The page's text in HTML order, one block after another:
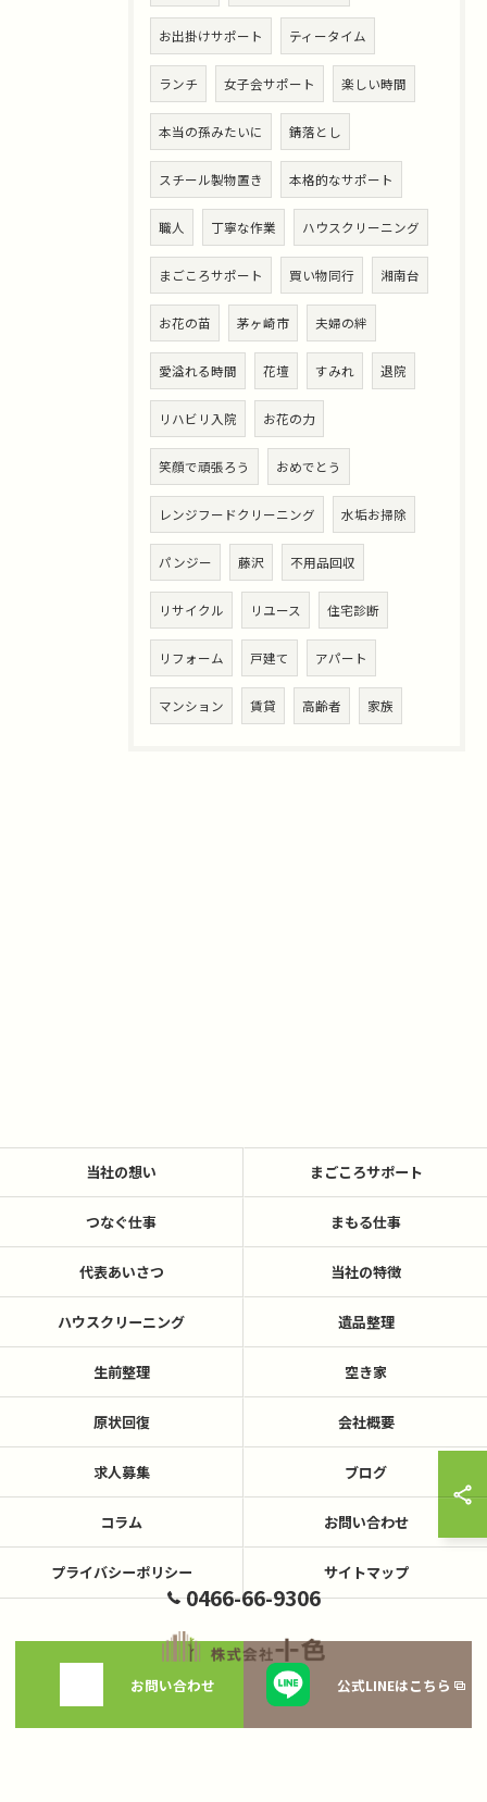
お出掛けサポート ティータイム
ランチ 女子会サポート 楽しい時間
本当の孫みたいに 錆落とし
スチール製物置き 本格的なサポート
職人 丁寧な作業 ハウスクリーニング
まごころサポート 買い物同行 湘南台
お花の苗 茅ヶ崎市 夫婦の絆
愛溢れる時間 花壇 すみれ 退院
リハビリ入院 お花の力
笑顔で頑張ろう おめでとう
レンジフードクリーニング 水垢お掃除
パンジー 藤沢 不用品回収
リサイクル リユース 住宅診断
リフォーム 戸建て アパート
マンション 賃貸 高齢者 家族
0466-66-9306
お問い合わせ 公式LINEはこちら
当社の想い まごころサポート
つなぐ仕事 まもる仕事
代表あいさつ 当社の特徴
ハウスクリーニング 遺品整理
生前整理 空き家
原状回復 会社概要
求人募集 ブログ
コラム お問い合わせ
プライバシーポリシー サイトマップ
© 2026 神奈川県藤沢の不用品回収なら株式会社十色 ALL RIGHTS RESERVED.